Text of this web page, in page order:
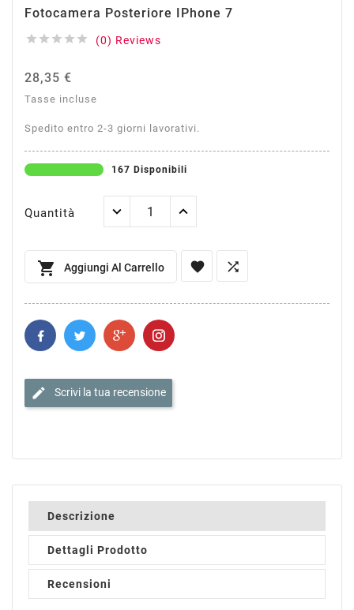
Fotocamera Posteriore IPhone 7
     (0) Reviews
28,35 €
Tasse incluse
Spedito entro 2-3 giorni lavorativi.
167 Disponibili
Quantità
 Aggiungi Al Carrello  
edit Scrivi la tua recensione
Descrizione
Dettagli Prodotto
Recensioni